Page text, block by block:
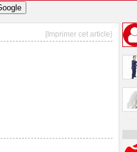
[Imprimer cet article}